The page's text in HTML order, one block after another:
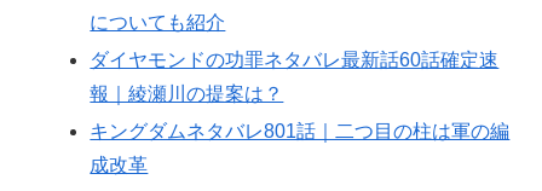
についても紹介
ダイヤモンドの功罪ネタバレ最新話60話確定速
報｜綾瀬川の提案は？
キングダムネタバレ801話｜二つ目の柱は軍の編
成改革